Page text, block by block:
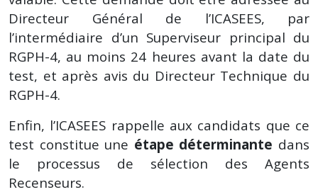
Directeur Général de l’ICASEES, par
l’intermédiaire d’un Superviseur principal du
RGPH-4, au moins 24 heures avant la date du
test, et après avis du Directeur Technique du
RGPH-4.
Enfin, l’ICASEES rappelle aux candidats que ce
test constitue une étape déterminante dans
le processus de sélection des Agents
Recenseurs.